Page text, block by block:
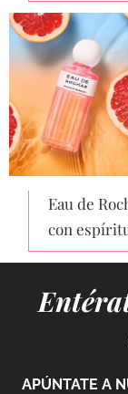
Eau de
con
APÚNTATE A